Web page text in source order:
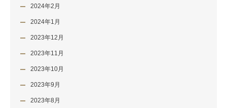
2024年2月
2024年1月
2023年12月
2023年11月
2023年10月
2023年9月
2023年8月